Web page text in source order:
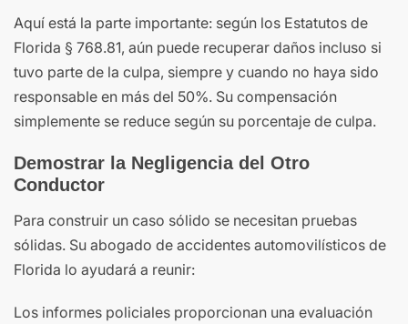
Aquí está la parte importante: según los Estatutos de
Florida § 768.81, aún puede recuperar daños incluso si
tuvo parte de la culpa, siempre y cuando no haya sido
responsable en más del 50%. Su compensación
simplemente se reduce según su porcentaje de culpa.
Demostrar la Negligencia del Otro
Conductor
Para construir un caso sólido se necesitan pruebas
sólidas. Su abogado de accidentes automovilísticos de
Florida lo ayudará a reunir:
Los informes policiales proporcionan una evaluación